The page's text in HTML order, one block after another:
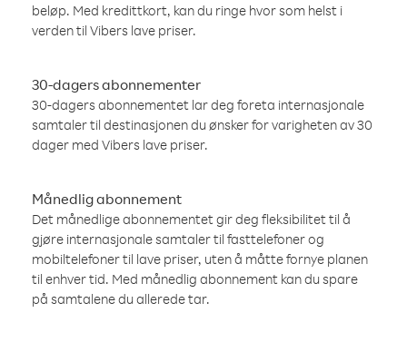
beløp. Med kredittkort, kan du ringe hvor som helst i
verden til Vibers lave priser.
30-dagers abonnementer
30-dagers abonnementet lar deg foreta internasjonale
samtaler til destinasjonen du ønsker for varigheten av 30
dager med Vibers lave priser.
Månedlig abonnement
Det månedlige abonnementet gir deg fleksibilitet til å
gjøre internasjonale samtaler til fasttelefoner og
mobiltelefoner til lave priser, uten å måtte fornye planen
til enhver tid. Med månedlig abonnement kan du spare
på samtalene du allerede tar.